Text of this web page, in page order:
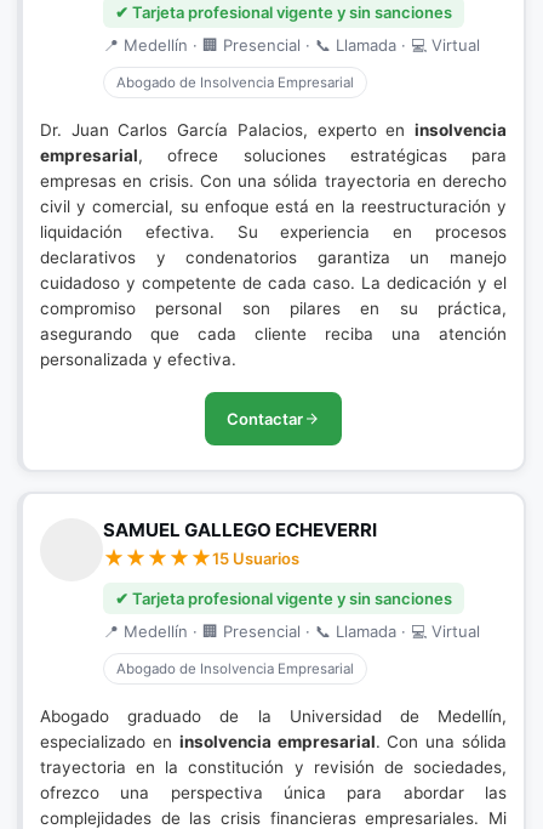
✔ Tarjeta profesional vigente y sin sanciones
📍 Medellín · 🏢 Presencial · 📞 Llamada · 💻 Virtual
Abogado de Insolvencia Empresarial
Dr. Juan Carlos García Palacios, experto en insolvencia
empresarial, ofrece soluciones estratégicas para
empresas en crisis. Con una sólida trayectoria en derecho
civil y comercial, su enfoque está en la reestructuración y
liquidación efectiva. Su experiencia en procesos
declarativos y condenatorios garantiza un manejo
cuidadoso y competente de cada caso. La dedicación y el
compromiso personal son pilares en su práctica,
asegurando que cada cliente reciba una atención
personalizada y efectiva.
Contactar
SAMUEL GALLEGO ECHEVERRI
15 Usuarios
✔ Tarjeta profesional vigente y sin sanciones
📍 Medellín · 🏢 Presencial · 📞 Llamada · 💻 Virtual
Abogado de Insolvencia Empresarial
Abogado graduado de la Universidad de Medellín,
especializado en insolvencia empresarial. Con una sólida
trayectoria en la constitución y revisión de sociedades,
ofrezco una perspectiva única para abordar las
complejidades de las crisis financieras empresariales. Mi